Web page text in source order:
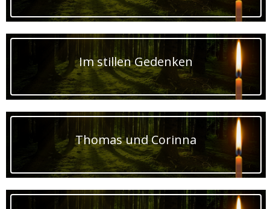
Im stillen Gedenken
Thomas und Corinna